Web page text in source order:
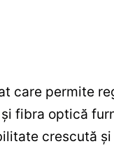
care permite
fibra optică
crescută